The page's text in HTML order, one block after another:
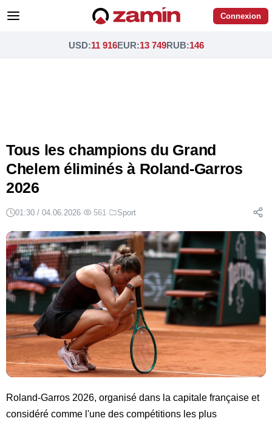
Connexion
USD:11 916EUR:13 749RUB:146
Tous les champions du Grand
Chelem éliminés à Roland-Garros
2026
01:30 / 04.06.2026· 561 · Sport
Roland-Garros 2026, organisé dans la capitale française et
considéré comme l'une des compétitions les plus